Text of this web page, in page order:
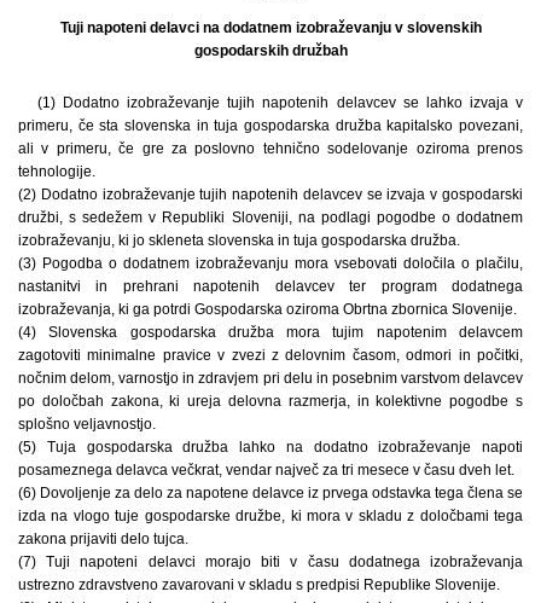
Tuji napoteni delavci na dodatnem izobraževanju v slovenskih
gospodarskih družbah
(1) Dodatno izobraževanje tujih napotenih delavcev se lahko izvaja v
primeru, če sta slovenska in tuja gospodarska družba kapitalsko povezani,
ali v primeru, če gre za poslovno tehnično sodelovanje oziroma prenos
tehnologije.
(2) Dodatno izobraževanje tujih napotenih delavcev se izvaja v gospodarski
družbi, s sedežem v Republiki Sloveniji, na podlagi pogodbe o dodatnem
izobraževanju, ki jo skleneta slovenska in tuja gospodarska družba.
(3) Pogodba o dodatnem izobraževanju mora vsebovati določila o plačilu,
nastanitvi in prehrani napotenih delavcev ter program dodatnega
izobraževanja, ki ga potrdi Gospodarska oziroma Obrtna zbornica Slovenije.
(4) Slovenska gospodarska družba mora tujim napotenim delavcem
zagotoviti minimalne pravice v zvezi z delovnim časom, odmori in počitki,
nočnim delom, varnostjo in zdravjem pri delu in posebnim varstvom delavcev
po določbah zakona, ki ureja delovna razmerja, in kolektivne pogodbe s
splošno veljavnostjo.
(5) Tuja gospodarska družba lahko na dodatno izobraževanje napoti
posameznega delavca večkrat, vendar največ za tri mesece v času dveh let.
(6) Dovoljenje za delo za napotene delavce iz prvega odstavka tega člena se
izda na vlogo tuje gospodarske družbe, ki mora v skladu z določbami tega
zakona prijaviti delo tujca.
(7) Tuji napoteni delavci morajo biti v času dodatnega izobraževanja
ustrezno zdravstveno zavarovani v skladu s predpisi Republike Slovenije.